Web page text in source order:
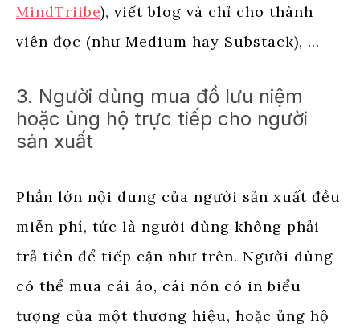
MindTriibe), viết blog và chỉ cho thành
viên đọc (như Medium hay Substack), …
3. Người dùng mua đồ lưu niệm
hoặc ủng hộ trực tiếp cho người
sản xuất
Phần lớn nội dung của người sản xuất đều
miễn phí, tức là người dùng không phải
trả tiền để tiếp cận như trên. Người dùng
có thể mua cái áo, cái nón có in biểu
tượng của một thương hiệu, hoặc ủng hộ